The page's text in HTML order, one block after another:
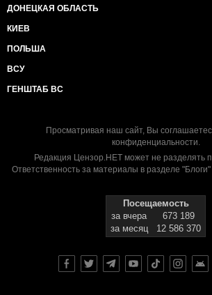
ДОНЕЦКАЯ ОБЛАСТЬ
КИЕВ
ПОЛЬША
ВСУ
ГЕНШТАБ ВС
Просматривая наш сайт, Вы
конфиденциальности.
Редакция Цензор.НЕТ может не разделять
Ответственность за материалы в разделе "Блоги"
Посещаемость
за вчера
673 189
за месяц
12 586 370